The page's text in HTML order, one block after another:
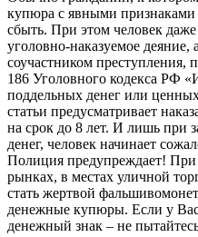
купюра с явными признаками
сбыть. При этом человек
уголовно-наказуемое деяние,
соучастником преступления,
186 Уголовного кодекса РФ
поддельных денег или
статьи предусматривает
на срок до 8 лет. И лишь при
денег, человек начинает
Полиция предупреждает!
рынках, в местах уличной
стать жертвой
денежные купюры. Если у Вас
денежный знак – не